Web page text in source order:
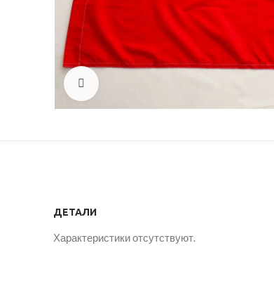
ДЕТАЛИ
Характеристики отсутствуют.